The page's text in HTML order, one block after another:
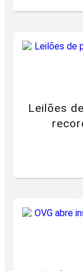
Leilões